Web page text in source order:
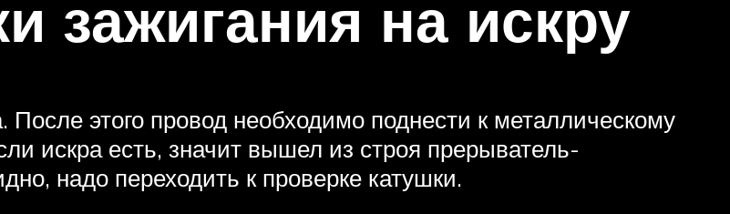
зажигания на искру
этого провод необходимо поднести к металлическому
искра есть, значит вышел из строя прерыватель-
надо переходить к проверке катушки.